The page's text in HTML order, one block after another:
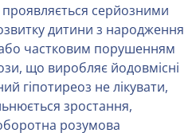
проявляється серйозними
дитини з народження
частковим порушенням
що виробляє йодовмісні
гіпотиреоз не лікувати,
зростання,
розумова